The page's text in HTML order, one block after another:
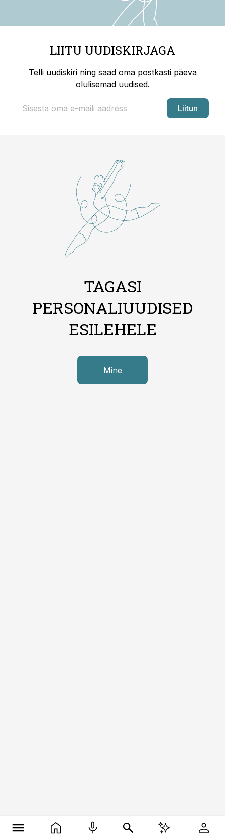
LIITU UUDISKIRJAGA
Telli uudiskiri ning saad oma postkasti päeva
olulisemad uudised.
Liitun
TAGASI
PERSONALIUUDISED
ESILEHELE
Mine